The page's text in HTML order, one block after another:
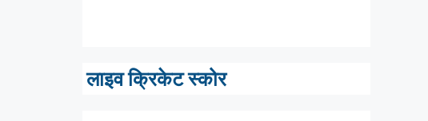
लाइव क्रिकेट स्कोर